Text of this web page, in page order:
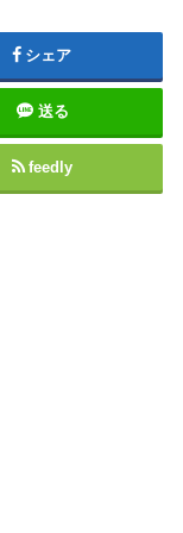
シェア
送る
feedly